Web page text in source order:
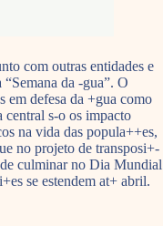
com outras entidades e
da -gua”. O
em defesa da +gua como
central s-o os impacto
na vida das popula++es,
no projeto de transposi+-
culminar no Dia Mundial
se estendem at+ abril.